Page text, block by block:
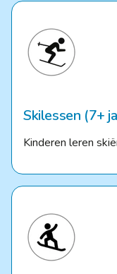
Skilessen (7+
Kinderen leren